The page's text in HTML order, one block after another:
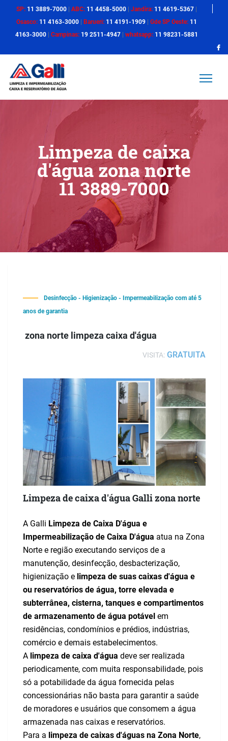
SP: 11 3889-7000| ABC: 11 4458-5000| Jandira: 11 4619-5367|
Osasco: 11 4163-3000| Barueri: 11 4191-1909| Gde SP Oeste: 11
4163-3000| Campinas: 19 2511-4947| whatsapp: 11 98231-5881
Limpeza de caixa
d'água zona norte
11 3889-7000
Desinfecção - Higienização - Impermeabilização com até 5
anos de garantia
zona norte limpeza caixa d'água
VISITA: GRATUITA
Limpeza de caixa d'água Galli zona norte
A Galli Limpeza de Caixa D'água e
Impermeabilização de Caixa D'água atua na Zona
Norte e região executando serviços de a
manutenção, desinfecção, desbacterização,
higienização e limpeza de suas caixas d'água e
ou reservatórios de água, torre elevada e
subterrânea, cisterna, tanques e compartimentos
de armazenamento de água potável em
residências, condomínios e prédios, indústrias,
comércio e demais estabelecimentos.
A limpeza de caixa d'água deve ser realizada
periodicamente, com muita responsabilidade, pois
só a potabilidade da água fornecida pelas
concessionárias não basta para garantir a saúde
de moradores e usuários que consomem a água
armazenada nas caixas e reservatórios.
Para a limpeza de caixas d'águas na Zona Norte,